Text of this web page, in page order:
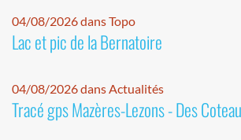
04/08/2026 dans Topo
Lac et pic de la Bernatoire
04/08/2026 dans Actualités
Tracé gps Mazères-Lezons - Des